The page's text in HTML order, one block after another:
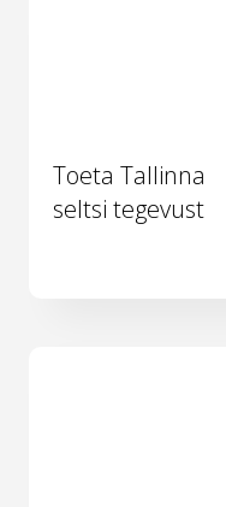
Toeta Tallinna
seltsi tegevust